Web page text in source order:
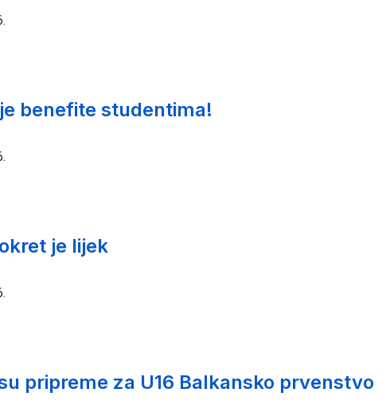
benefite studentima!
je lijek
pripreme za U16 Balkansko prvenstvo